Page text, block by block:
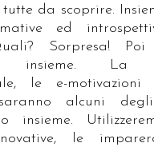
tutte da scoprire.
ed
Sorpresa! Poi
insieme. La
le e-
alcuni
insieme.
le